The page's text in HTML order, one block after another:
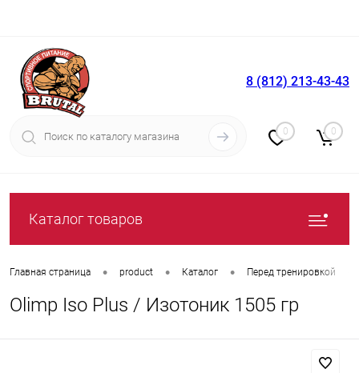
Вход Регистрация
8 (812) 213-43-43
0 0
Каталог товаров
Главная страница • product • Каталог • Перед тренировкой
Olimp Iso Plus / Изотоник 1505 гр